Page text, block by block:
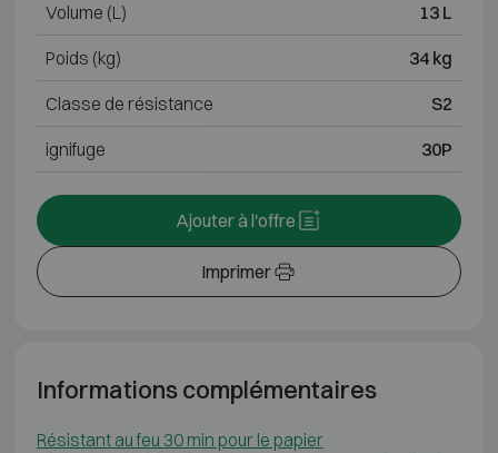
Volume (L) 13 L
Poids (kg) 34 kg
Classe de résistance S2
ignifuge 30P
Imprimer
Ajouter à l'offre
Informations complémentaires
Résistant au feu 30 min pour le papier